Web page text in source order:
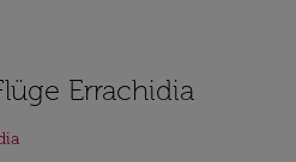
Errachidia